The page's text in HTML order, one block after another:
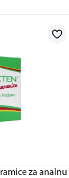
za analnu